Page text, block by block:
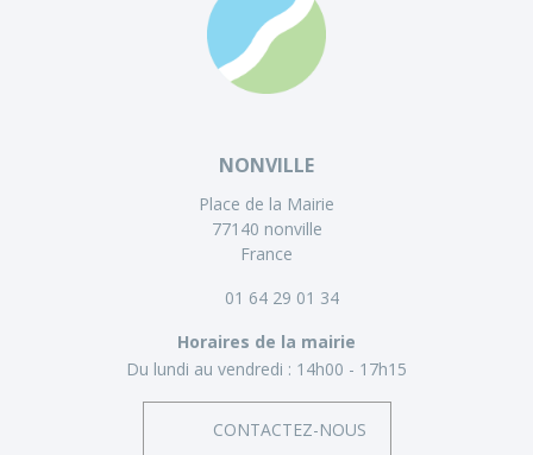
NONVILLE
Place de la Mairie
77140 nonville
France
01 64 29 01 34
Horaires de la mairie
Du lundi au vendredi : 14h00 - 17h15
CONTACTEZ-NOUS